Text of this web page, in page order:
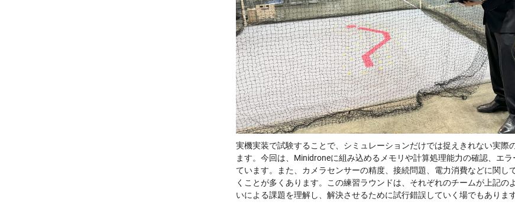
実機実装で試験することで、シミュレーションだけでは捉えきれない実際
ます。今回は、Minidroneに組み込めるメモリや計算処理能力の確認、エ
ています。また、カメラセンサーの精度、接続問題、電力消費などに関
くことが多くあります。この練習ラウンドは、それぞれのチームが上記
いによる課題を理解し、解決させるために試行錯誤していく場でもあります